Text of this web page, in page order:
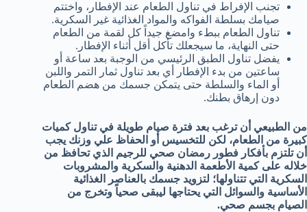
تجنب الإفراط في تناول الطعام عند الإفطار، واختتم
صيامك بسلطة الفواكه والمواد الغذائية غير السكرية.
تناول الطعام ببطء وامضغ جيداً كل لقمة من الطعام
حتى النهاية، ما سيجعلك تأكل أقل أثناء الإفطار.
يفضل تناول الطبق الرئيسي من الوجبة بعد ساعة أو
ساعتين من بدء الإفطار أي بعد تناول ثمار التمر واللبن
أو الماء والسلطة حتى يتمكن جسمك من هضم الطعام
دون إرهاق بطنك.
من الطبيعي أن ترغب بعد فترة صيام طويلة في تناول كميات
كبيرة من الطعام، لكن للتخسيس أو الحفاظ علي وزنك يجب
أن تلتزم بأفكار فطور رمضان صحي للرجيم الذي تحافظ من
خلاله على كمية الأطعمة الدهنية والسكرية والمشروبات
السكرية التي تتناولها؛ لتزويد جسمك بالعناصر الغذائية
الأساسية والسوائل التي يحتاجها ليبقى صحياً وتخرج من
الصيام بجسم صحي.